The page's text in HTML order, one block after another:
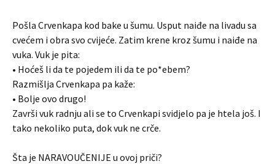
Pošla Crvenkapa kod bake u šumu. Usput naiđe na livadu sa
cvećem i obra svo cvijeće. Zatim krene kroz šumu i naiđe na
vuka. Vuk je pita:
• Hoćeš li da te pojedem ili da te po*ebem?
Razmišlja Crvenkapa pa kaže:
• Bolje ovo drugo!
Završi vuk radnju ali se to Crvenkapi svidjelo pa je htela još. I
tako nekoliko puta, dok vuk ne crče.
Šta je NARAVOUČENIJE u ovoj priči?